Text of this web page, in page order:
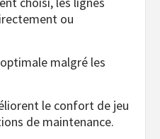
ou
malgré les
le confort de jeu
de maintenance.